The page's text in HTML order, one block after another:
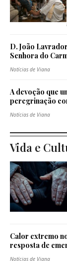
D. João
Senhora do
Notícias de Viana
A devoção que
peregrinação
Notícias de Viana
Vida e
Calor extremo
resposta de
Notícias de Viana